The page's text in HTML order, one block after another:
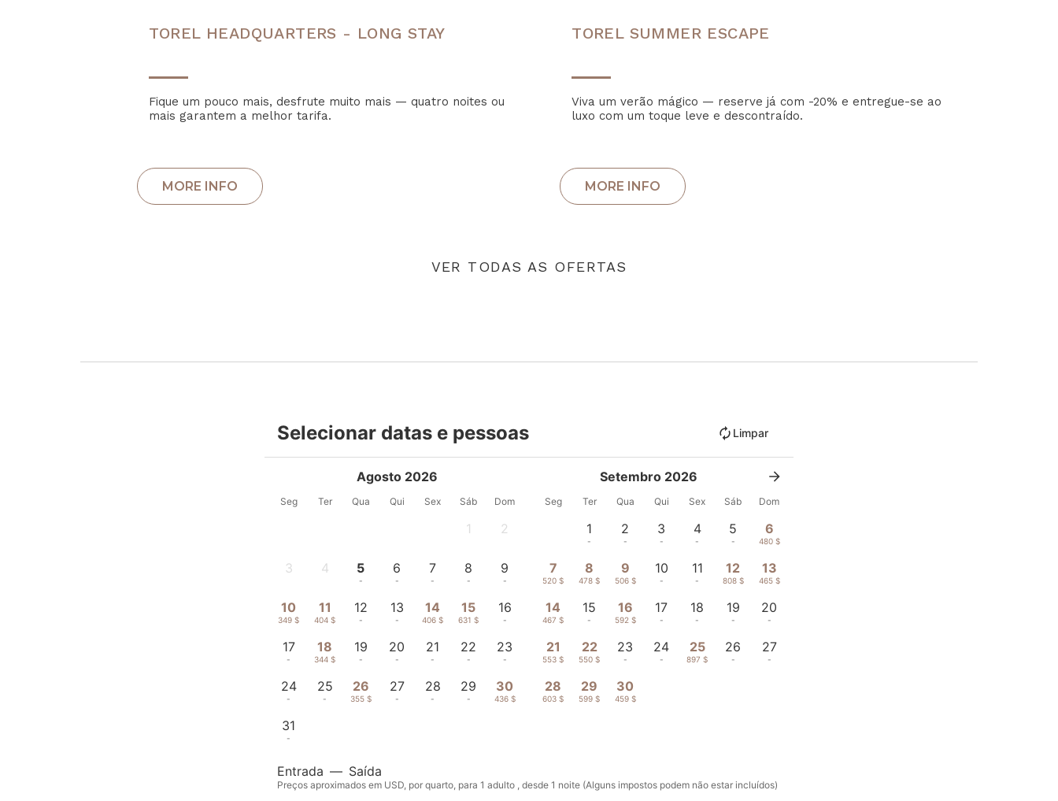
TOREL SUMMER ESCAPE
Viva um verão mágico — reserve já com -20% e entregue-se ao
luxo com um toque leve e descontraído.
TOREL HEADQUARTERS - LONG STAY
Fique um pouco mais, desfrute muito mais — quatro noites ou
mais garantem a melhor tarifa.
VER TODAS AS OFERTAS
Selecionar datas e pessoas Limpar
Agosto 2026
Seg Ter Qua Qui Sex Sáb Dom
1 2
3 4 5
-
6
-
7
-
8
-
9
-
10
349 $
11
404 $
12
-
13
-
14
406 $
15
631 $
16
-
17
-
18
344 $
19
-
20
-
21
-
22
-
23
-
24
-
25
-
26
355 $
27
-
28
-
29
-
30
436 $
31
-
Setembro 2026
Seg Ter Qua Qui Sex Sáb Dom
1
-
2
-
3
-
4
-
5
-
6
480 $
7
520 $
8
478 $
9
506 $
10
-
11
-
12
808 $
13
465 $
14
467 $
15
-
16
592 $
17
-
18
-
19
-
20
-
21
553 $
22
550 $
23
-
24
-
25
897 $
26
-
27
-
28
603 $
29
599 $
30
459 $
Entrada — Saída
Preços aproximados em USD, por quarto, para 1 adulto , desde 1 noite (Alguns impostos podem não estar incluídos)